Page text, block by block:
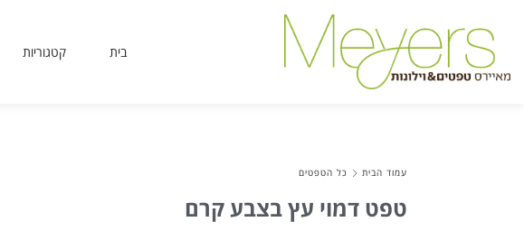
בית קטגוריות
עמוד הבית כל הטפטים
טפט דמוי עץ בצבע קרם